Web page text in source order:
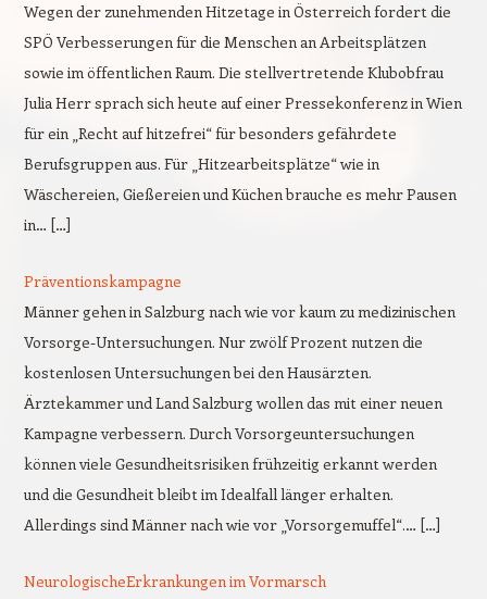
Wegen der zunehmenden Hitzetage in Österreich fordert die
SPÖ Verbesserungen für die Menschen an Arbeitsplätzen
sowie im öffentlichen Raum. Die stellvertretende Klubobfrau
Julia Herr sprach sich heute auf einer Pressekonferenz in Wien
für ein „Recht auf hitzefrei“ für besonders gefährdete
Berufsgruppen aus. Für „Hitzearbeitsplätze“ wie in
Wäschereien, Gießereien und Küchen brauche es mehr Pausen
in… […]
Präventionskampagne
Männer gehen in Salzburg nach wie vor kaum zu medizinischen
Vorsorge-Untersuchungen. Nur zwölf Prozent nutzen die
kostenlosen Untersuchungen bei den Hausärzten.
Ärztekammer und Land Salzburg wollen das mit einer neuen
Kampagne verbessern. Durch Vorsorgeuntersuchungen
können viele Gesundheitsrisiken frühzeitig erkannt werden
und die Gesundheit bleibt im Idealfall länger erhalten.
Allerdings sind Männer nach wie vor „Vorsorgemuffel“.… […]
NeurologischeErkrankungen im Vormarsch